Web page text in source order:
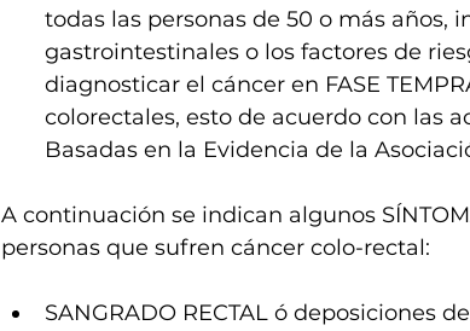
todas las personas de 50 o más años,
gastrointestinales o los factores de
diagnosticar el cáncer en FASE
colorectales, esto de acuerdo con las
Basadas en la Evidencia de la
A continuación se indican algunos
personas que sufren cáncer colo-rectal:
SANGRADO RECTAL ó deposiciones